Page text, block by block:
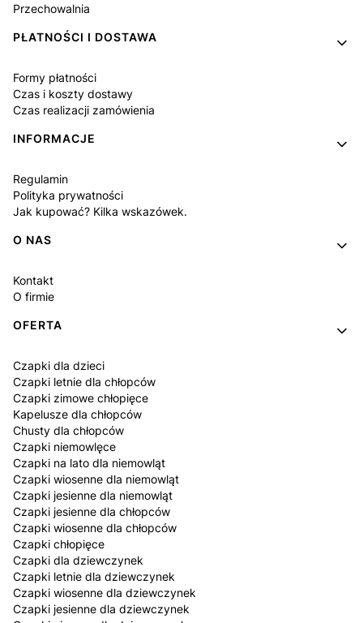
Przechowalnia
PŁATNOŚCI I DOSTAWA
Formy płatności
Czas i koszty dostawy
Czas realizacji zamówienia
INFORMACJE
Regulamin
Polityka prywatności
Jak kupować? Kilka wskazówek.
O NAS
Kontakt
O firmie
OFERTA
Czapki dla dzieci
Czapki letnie dla chłopców
Czapki zimowe chłopięce
Kapelusze dla chłopców
Chusty dla chłopców
Czapki niemowlęce
Czapki na lato dla niemowląt
Czapki wiosenne dla niemowląt
Czapki jesienne dla niemowląt
Czapki jesienne dla chłopców
Czapki wiosenne dla chłopców
Czapki chłopięce
Czapki dla dziewczynek
Czapki letnie dla dziewczynek
Czapki wiosenne dla dziewczynek
Czapki jesienne dla dziewczynek